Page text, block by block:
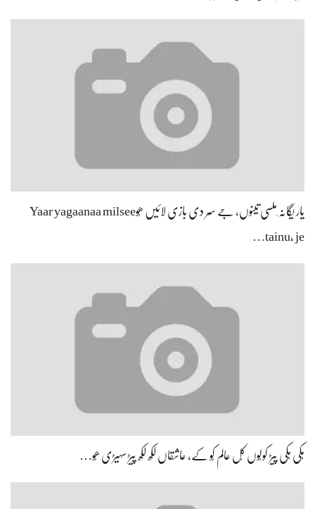
یار یگانہ ِملسی تینوں، جے سِر دی بازی لائیں ھُوYaar yagaanaa milsee
tainu, je…
ہِکی ہِکی پیڑ کولُوں کُل عالم کُو کے، عاشقاں لکھ لکھ پیڑ سہیڑی ھُو…